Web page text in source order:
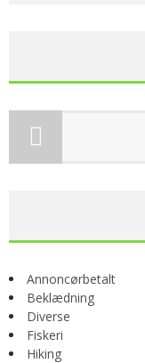
Annoncørbetalt
Beklædning
Diverse
Fiskeri
Hiking